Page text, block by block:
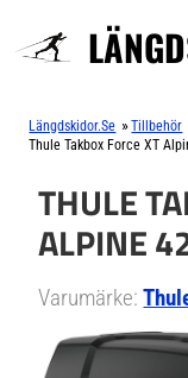
Längdskidor.se »Tillbehör
Thule Takbox Force XT
THULE
ALPINE
Varumärke: